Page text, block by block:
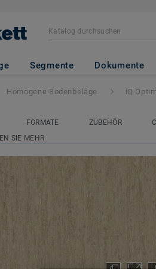
Segmente Dokumente
Acoustic -
Homogene Bodenbeläge iQ
FORMATE ZUBEHÖR
SIE MEHR